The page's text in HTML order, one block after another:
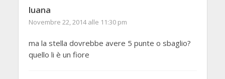
luana
Novembre 22, 2014 alle 11:30 pm
ma la stella dovrebbe avere 5 punte o sbaglio?
quello li è un fiore